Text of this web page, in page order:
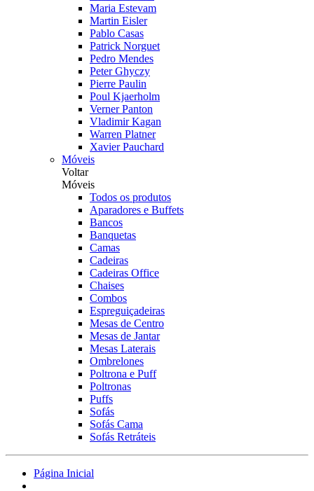
Maria Estevam
Martin Eisler
Pablo Casas
Patrick Norguet
Pedro Mendes
Peter Ghyczy
Pierre Paulin
Poul Kjaerholm
Verner Panton
Vladimir Kagan
Warren Platner
Xavier Pauchard
Móveis
Voltar
Móveis
Todos os produtos
Aparadores e Buffets
Bancos
Banquetas
Camas
Cadeiras
Cadeiras Office
Chaises
Combos
Espreguiçadeiras
Mesas de Centro
Mesas de Jantar
Mesas Laterais
Ombrelones
Poltrona e Puff
Poltronas
Puffs
Sofás
Sofás Cama
Sofás Retráteis
Página Inicial